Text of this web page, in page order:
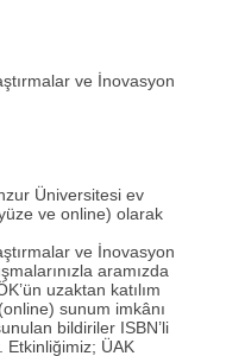
ve İnovasyon
Üniversitesi ev
ve online) olarak
ve İnovasyon
aramızda
uzaktan katılım
sunum imkânı
bildiriler ISBN’li
Etkinliğimiz; ÜAK